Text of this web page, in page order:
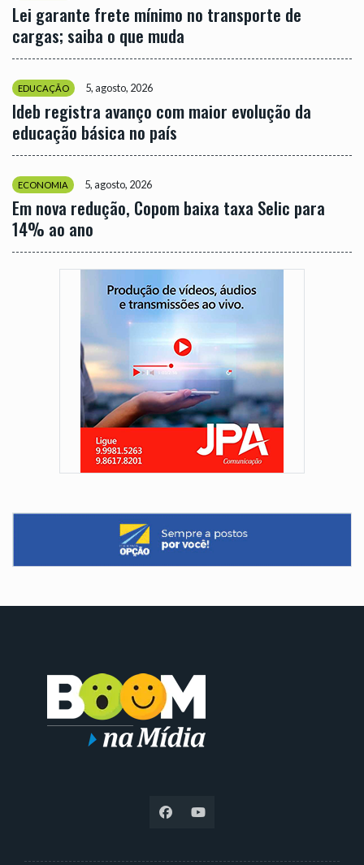
Lei garante frete mínimo no transporte de
cargas; saiba o que muda
EDUCAÇÃO 5, agosto, 2026
Ideb registra avanço com maior evolução da
educação básica no país
ECONOMIA 5, agosto, 2026
Em nova redução, Copom baixa taxa Selic para
14% ao ano